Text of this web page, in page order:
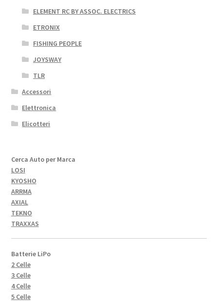
ELEMENT RC BY ASSOC. ELECTRICS
ETRONIX
FISHING PEOPLE
JOYSWAY
TLR
Accessori
Elettronica
Elicotteri
Cerca Auto per Marca
LOSI
KYOSHO
ARRMA
AXIAL
TEKNO
TRAXXAS
Batterie LiPo
2 Celle
3 Celle
4 Celle
5 Celle